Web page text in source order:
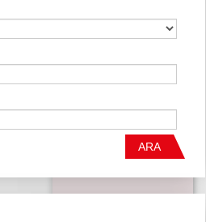
ARA